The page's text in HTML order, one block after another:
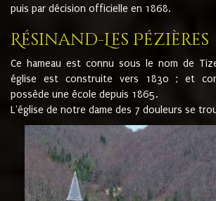
puis par décision officielle en 1868.
Résinand-Les Pézières
Ce hameau est connu sous le nom de
église est construite vers 1830 ; et
possède une école depuis 1865.
L'église de notre dame des 7 douleurs se